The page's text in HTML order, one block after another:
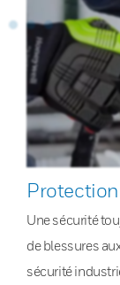
Une sécurité
de blessures
sécurité